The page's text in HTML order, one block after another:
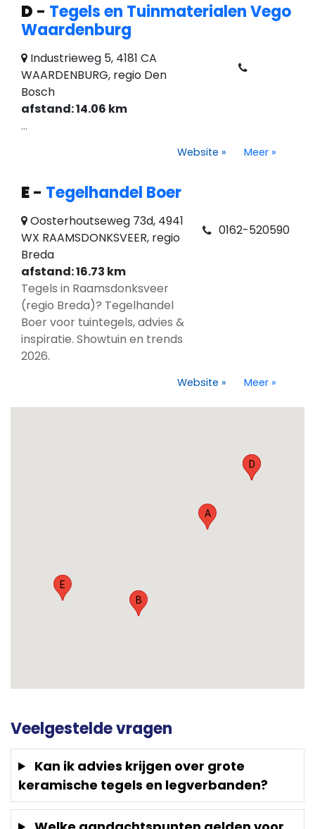
D - Tegels en Tuinmaterialen Vego
Waardenburg
Industrieweg 5, 4181 CA
WAARDENBURG, regio Den
Bosch
afstand: 14.06 km
...
Website » Meer »
E- Tegelhandel Boer
Oosterhoutseweg 73d, 4941
WX RAAMSDONKSVEER, regio
Breda
afstand: 16.73 km
Tegels in Raamsdonksveer
(regio Breda)? Tegelhandel
Boer voor tuintegels, advies &
inspiratie. Showtuin en trends
2026.
0162-520590
Website » Meer »
A
B
C
D
E
Veelgestelde vragen
Kan ik advies krijgen over grote
keramische tegels en legverbanden?